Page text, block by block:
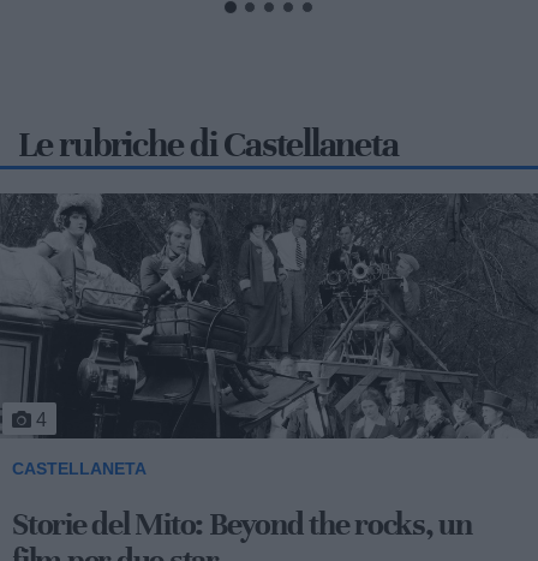
Le rubriche di Castellaneta
5
CASTELLANETA
Storie del Mito: Uno sceicco esuberante